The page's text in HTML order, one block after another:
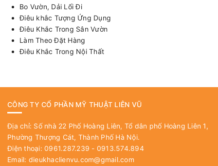
Bo Vườn, Dải Lối Đi
Điêu khắc Tượng Ứng Dụng
Điêu Khắc Trong Sân Vườn
Làm Theo Đặt Hàng
Điêu Khắc Trong Nội Thất
CÔNG TY CỔ PHẦN MỸ THUẬT LIÊN VŨ
Địa chỉ: Số nhà 22 Phố Hoàng Liên, Tổ dân phố Hoàng Liên 1,
Phường Thượng Cát, Thành Phố Hà Nội.
Điện thoại: 0961.287.239 - 0913.574.894
Email: dieukhaclienvu.com@gmail.com